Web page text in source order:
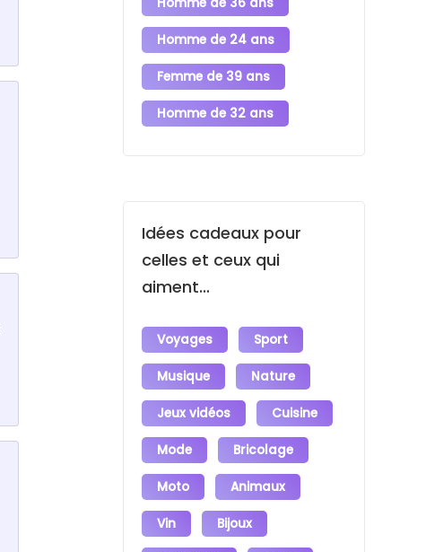
Homme de 24 ans
Femme de 39 ans
Homme de 32 ans
Idées cadeaux pour
celles et ceux qui
aiment...
Voyages Sport
Musique Nature
Jeux vidéos Cuisine
Mode Bricolage
Moto Animaux
Vin Bijoux